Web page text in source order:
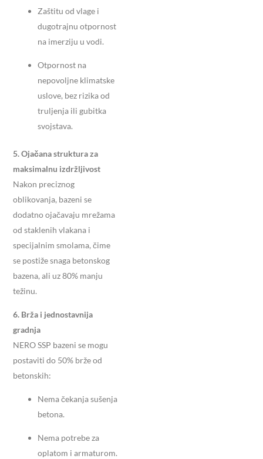
Zaštitu od vlage i
dugotrajnu otpornost
na imerziju u vodi.
Otpornost na
nepovoljne klimatske
uslove, bez rizika od
truljenja ili gubitka
svojstava.
5. Ojačana struktura za
maksimalnu izdržljivost
Nakon preciznog
oblikovanja, bazeni se
dodatno ojačavaju mrežama
od staklenih vlakana i
specijalnim smolama, čime
se postiže snaga betonskog
bazena, ali uz 80% manju
težinu.
6. Brža i jednostavnija
gradnja
NERO SSP bazeni se mogu
postaviti do 50% brže od
betonskih:
Nema čekanja sušenja
betona.
Nema potrebe za
oplatom i armaturom.